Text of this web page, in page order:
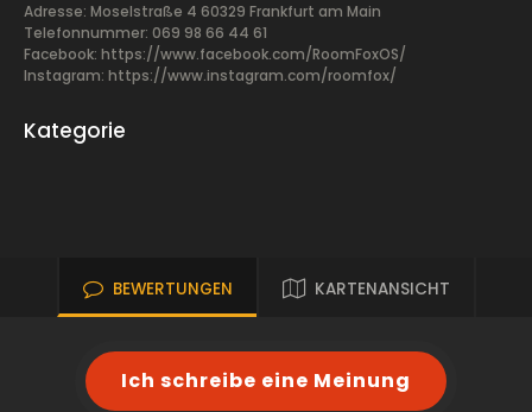
Adresse: Moselstraße 4 60329 Frankfurt am Main
Telefonnummer: 069 98 66 44 61
Facebook: https://www.facebook.com/RoomFoxOS/
Instagram: https://www.instagram.com/roomfox/
Kategorie
BEWERTUNGEN KARTENANSICHT
Ich schreibe eine Meinung